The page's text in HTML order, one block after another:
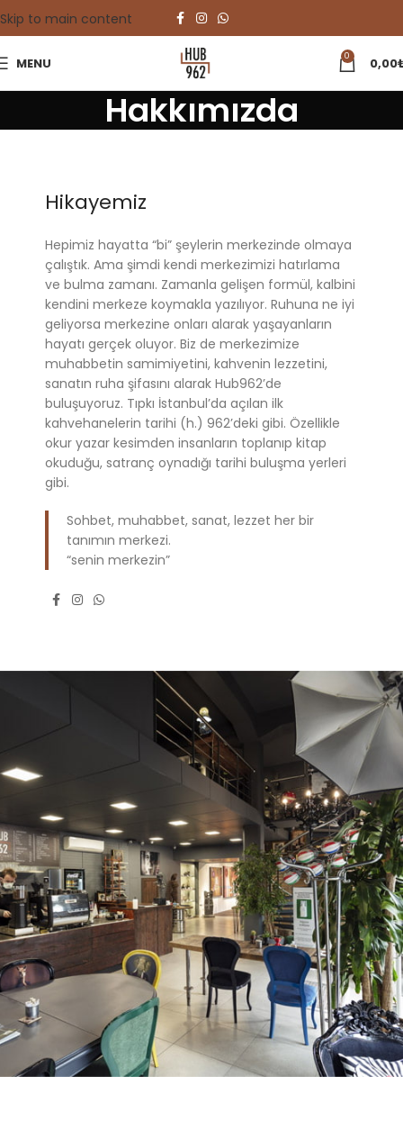
Skip to main content
MENU 0 0,00
Hakkımızda
Hikayemiz
Hepimiz hayatta “bi” şeylerin merkezinde olmaya
çalıştık. Ama şimdi kendi merkezimizi hatırlama
ve bulma zamanı. Zamanla gelişen formül, kalbini
kendini merkeze koymakla yazılıyor. Ruhuna ne iyi
geliyorsa merkezine onları alarak yaşayanların
hayatı gerçek oluyor. Biz de merkezimize
muhabbetin samimiyetini, kahvenin lezzetini,
sanatın ruha şifasını alarak Hub962’de
buluşuyoruz. Tıpkı İstanbul’da açılan ilk
kahvehanelerin tarihi (h.) 962’deki gibi. Özellikle
okur yazar kesimden insanların toplanıp kitap
okuduğu, satranç oynadığı tarihi buluşma yerleri
gibi.
Sohbet, muhabbet, sanat, lezzet her bir
tanımın merkezi.
“senin merkezin”